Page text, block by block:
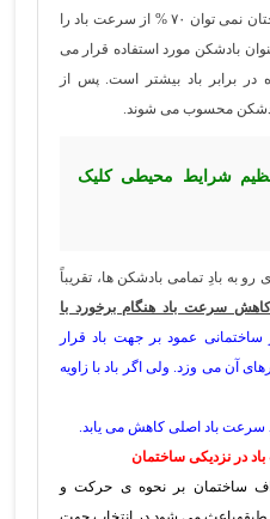
برابر باد دارد. اگرچه با استفاده از درختان نمی توان ۷۰ % از سرعت باد را
بادشکن مورد استفاده قرار می
برابر باد بیشتر است. پس از
محسوب می شوند.
شرایط محیطی کلیک
به بادِ تمامی بادشکن ها، تقریباً
کاهش سرعت باد هنگام برخورد با
ساختمانی عمود بر جهت باد قرار
آن می وزد. ولی اگر باد با زاویه
باد در نزدیکی ساختمان
ساختمان بر نحوه ی حرکت و